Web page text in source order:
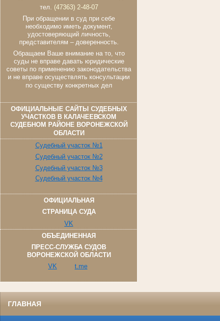
тел.
(47363) 2-48-07
При обращении в суд при себе
необходимо иметь документ,
удостоверяющий личность,
представителям – доверенность.
Обращаем Ваше внимание на то, что
суды не вправе давать юридические
советы по применению законодательства
и не вправе осуществлять консультации
по существу конкретных дел
ОФИЦИАЛЬНЫЕ САЙТЫ СУДЕБНЫХ
УЧАСТКОВ В КАЛАЧЕЕВСКОМ
СУДЕБНОМ РАЙОНЕ ВОРОНЕЖСКОЙ
ОБЛАСТИ
Судебный участок №1
Судебный участок №2
Судебный участок №3
Судебный участок №4
ОФИЦИАЛЬНАЯ
СТРАНИЦА СУДА
VK
ОБЪЕДИНЕННАЯ
ПРЕСС-СЛУЖБА СУДОВ
ВОРОНЕЖСКОЙ ОБЛАСТИ
VK
t.me
ГЛАВНАЯ